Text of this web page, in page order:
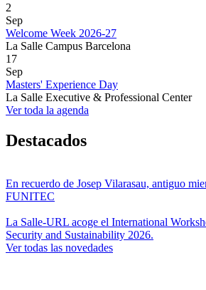
2
Sep
Welcome Week 2026-27
La Salle Campus Barcelona
17
Sep
Masters' Experience Day
La Salle Executive & Professional Center
Ver toda la agenda
Destacados
En recuerdo de Josep Vilarasau, antiguo
FUNITEC
La Salle-URL acoge el International
Security and Sustainability 2026.
Ver todas las novedades